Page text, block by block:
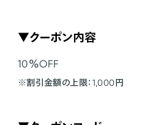
▼クーポン内容
10％OFF
※割引金額の上限：1,000円